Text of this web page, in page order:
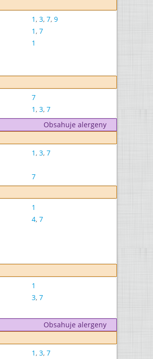
1, 3, 7, 9
1, 7
1
7
1, 3, 7
Obsahuje alergeny
1, 3, 7
7
1
4, 7
1
3, 7
Obsahuje alergeny
1, 3, 7